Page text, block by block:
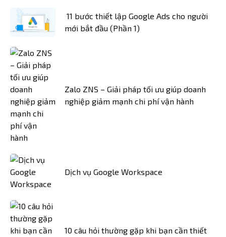
11 bước thiết lập Google Ads cho người
mới bắt đầu (Phần 1)
Zalo ZNS – Giải pháp tối ưu giúp doanh
nghiệp giảm mạnh chi phí vận hành
Dịch vụ Google Workspace
10 câu hỏi thường gặp khi bạn cần thiết